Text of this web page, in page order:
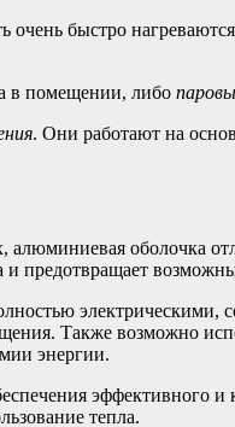
быстро
в помещении, либо
. Они работают на
оболочка
и предотвращает
Также возможно
энергии.
эффективного
тепла.